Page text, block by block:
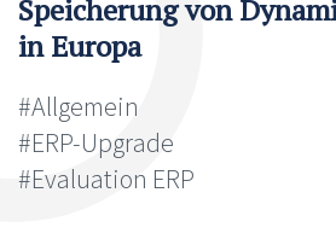
Speicherung von
in Europa
#Allgemein
#ERP-Upgrade
#Evaluation ERP